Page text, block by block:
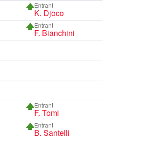
Entrant
K. Djoco
Entrant
F. Bianchini
Entrant
F. Tomi
Entrant
B. Santelli